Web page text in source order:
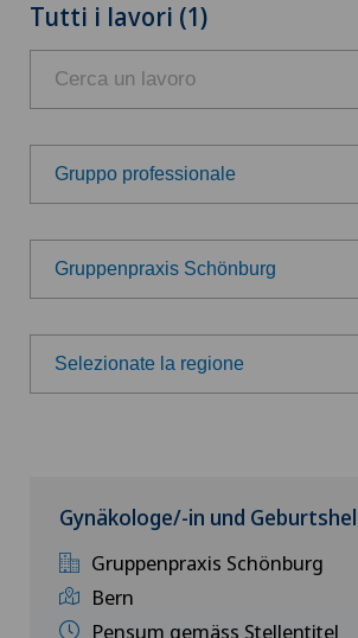
Tutti i lavori (1)
Gruppo professionale
Gruppo professionale
Amministrazione
Direzione
Medici
Medici indipendenti
Gruppenpraxis Schönburg
Scegli un ospedale
Swiss Medical Network
Ärztezentrum Oerlikon
Ärztezentrum Siloah Liebefeld
Selezionate la regione
Ticino
Svizzera tedesca
Gynäkologe/-in und
Gruppenpraxis Schönburg
Bern
Pensum gemäss Stellentitel